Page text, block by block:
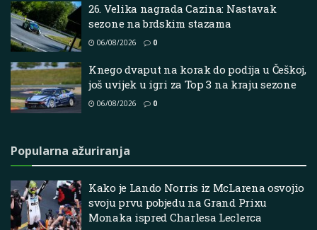
26. Velika nagrada Cazina: Nastavak
sezone na brdskim stazama
06/08/2026 0
Knego dvaput na korak do podija u Češkoj,
još uvijek u igri za Top 3 na kraju sezone
06/08/2026 0
Popularna ažuriranja
Kako je Lando Norris iz McLarena osvojio
svoju prvu pobjedu na Grand Prixu
Monaka ispred Charlesa Leclerca